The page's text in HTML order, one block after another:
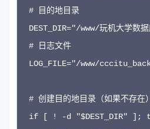
# 目的地目录
DEST_DIR="/www/玩机大学数
# 日志文件
LOG_FILE="/www/
# 创建目的地目录（如果不存在）
if [ ! -d "$DEST_DIR" ];